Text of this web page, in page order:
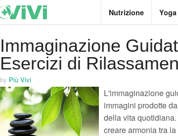
Nutrizione Yoga
Immaginazione
Esercizi di
by Più Vivi
L'immaginazione
immagini prodotte
della vita
creare armonia tra